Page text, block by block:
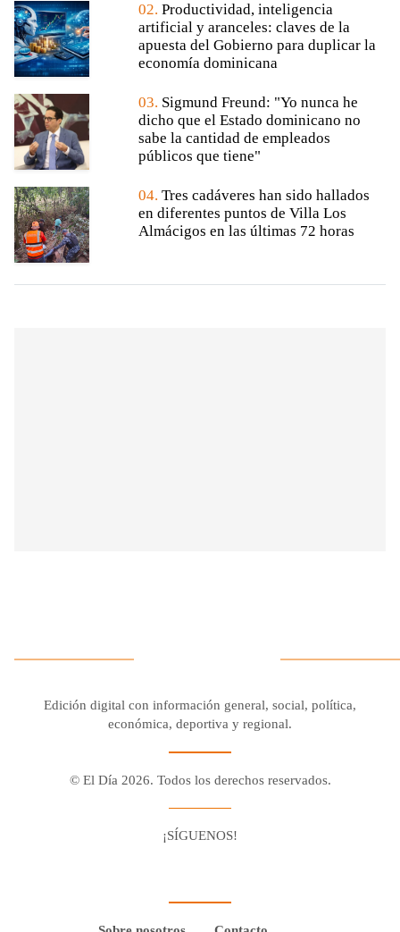
02. Productividad, inteligencia
artificial y aranceles: claves de la
apuesta del Gobierno para duplicar la
economía dominicana
03. Sigmund Freund: "Yo nunca he
dicho que el Estado dominicano no
sabe la cantidad de empleados
públicos que tiene"
04. Tres cadáveres han sido hallados
en diferentes puntos de Villa Los
Almácigos en las últimas 72 horas
Edición digital con información general, social, política,
económica, deportiva y regional.
© El Día 2026. Todos los derechos reservados.
¡SÍGUENOS!